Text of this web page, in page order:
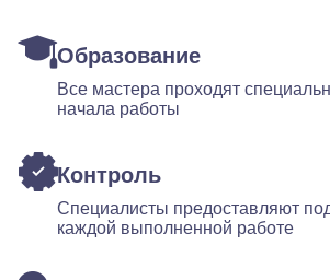
Образование
Все мастера проходят
начала работы
Контроль
Специалисты предоставляют
каждой выполненной работе